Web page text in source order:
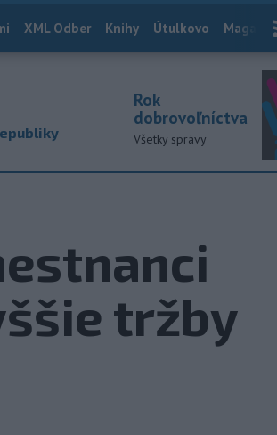
XML Odber Knihy Útulkovo Magazín
Rok
dobrovoľníctva
Všetky správy
tržby